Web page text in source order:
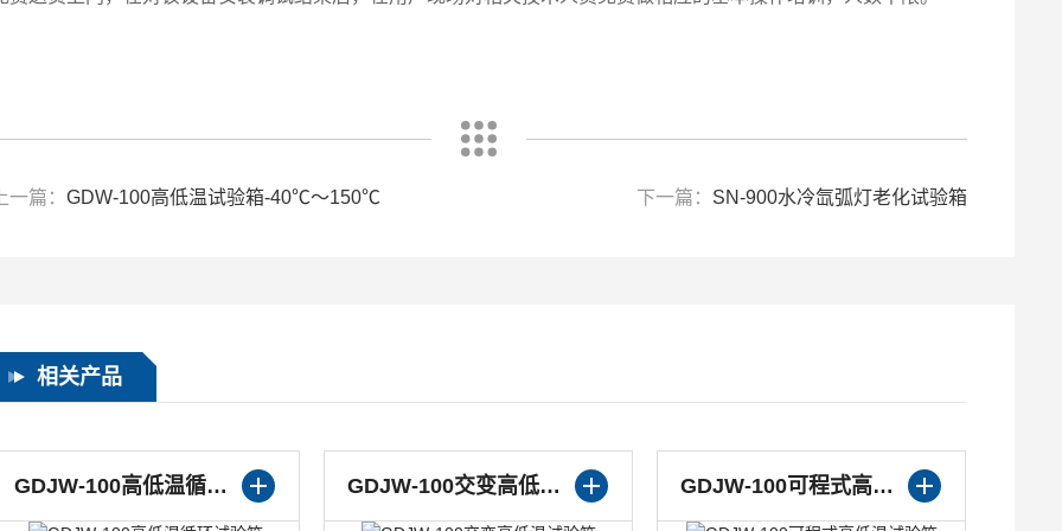
上一篇：GDW-100高低温试验箱-40℃～150℃ 下一篇： SN-900水冷氙弧灯老化试验箱
相关产品
GDJW-100高低温循环试验箱 GDJW-100交变高低温试验箱 GDJW-100可程式高低温试验箱